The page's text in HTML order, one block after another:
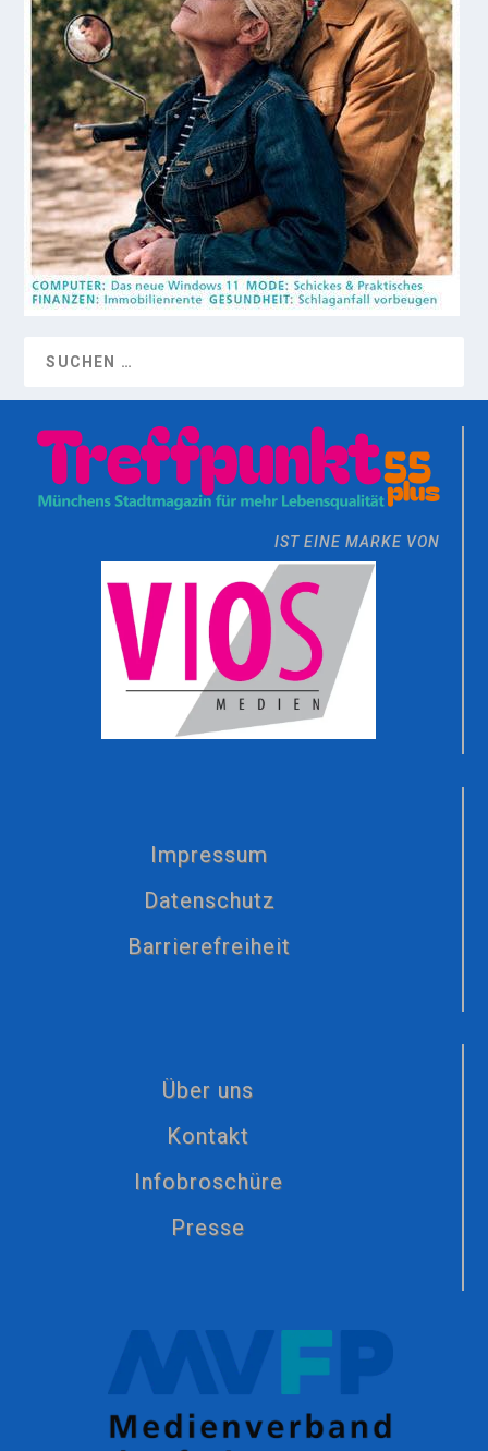
IST EINE MARKE VON
Impressum
Datenschutz
Barrierefreiheit
Über uns
Kontakt
Infobroschüre
Presse